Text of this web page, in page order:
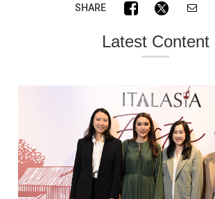
SHARE
Latest Content